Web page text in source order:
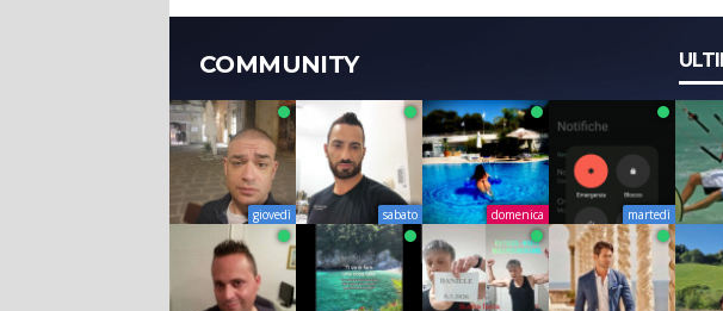
COMMUNITY
giovedì sabato domenica martedì